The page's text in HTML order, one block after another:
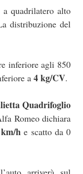
a quadrilatero alto
distribuzione del
inferiore agli 850
a 4 kg/CV.
Quadrifoglio
Romeo dichiara
h e scatto da 0